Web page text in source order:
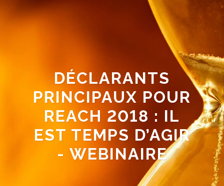
DÉCLARANTS
PRINCIPAUX POUR
REACH 2018 : IL
EST TEMPS D’AGIR
- WEBINAIRE